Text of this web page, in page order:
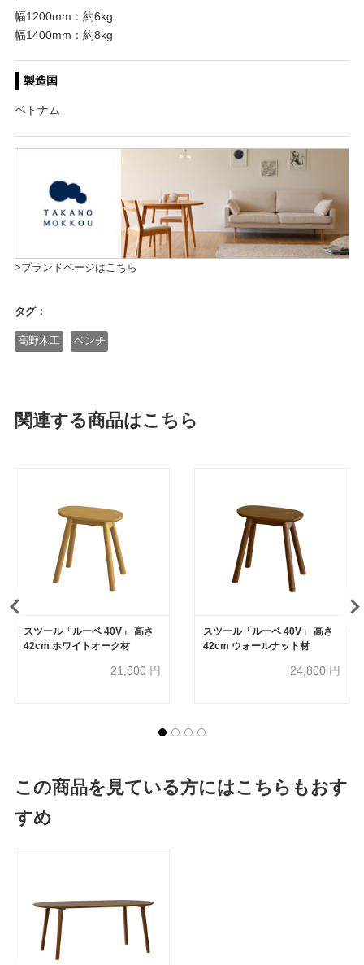
幅1200mm：約6kg
幅1400mm：約8kg
製造国
ベトナム
>ブランドページはこちら
タグ：
高野木工 ベンチ
関連する商品はこちら
スツール「ルーベ 40V」 高さ
42cm ホワイトオーク材
21,800 円
スツール「ルーベ 40V」 高さ
42cm ウォールナット材
24,800 円
この商品を見ている方にはこちらもおす
すめ